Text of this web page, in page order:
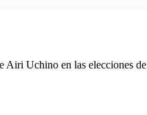
Airi Uchino en las elecciones de